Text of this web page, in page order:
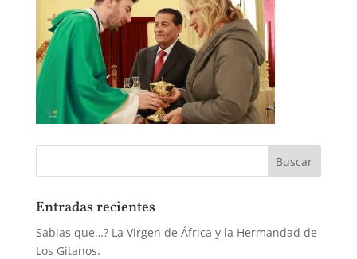
Entradas recientes
Sabias que…? La Virgen de África y la Hermandad de
Los Gitanos.